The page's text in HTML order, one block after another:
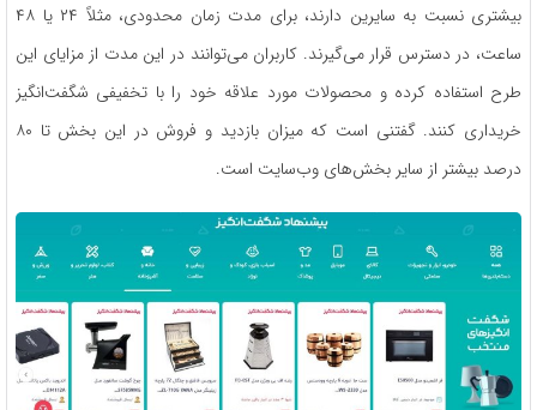
بیشتری نسبت به سایرین دارند، برای مدت زمان محدودی، مثلاً ۲۴ یا ۴۸
ساعت، در دسترس قرار می‌گیرند. کاربران می‌توانند در این مدت از مزایای این
طرح استفاده کرده و محصولات مورد علاقه خود را با تخفیفی شگفت‌انگیز
خریداری کنند. گفتنی است که میزان بازدید و فروش در این بخش تا ۸۰
درصد بیشتر از سایر بخش‌های وب‌سایت است.